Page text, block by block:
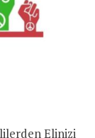
Elinizi